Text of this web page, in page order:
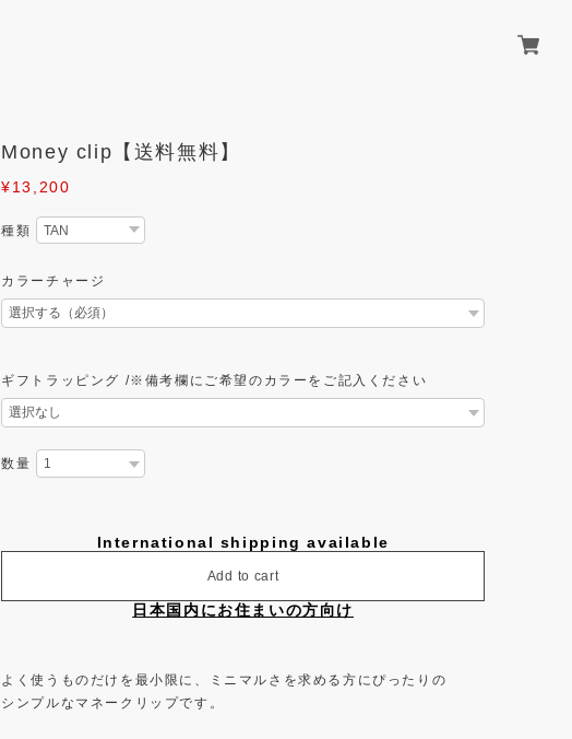
Money clip【送料無料】
¥13,200
種類
カラーチャージ
ギフトラッピング /※備考欄にご希望のカラーをご記入ください
数量
International shipping available
Add to cart
日本国内にお住まいの方向け
よく使うものだけを最小限に、ミニマルさを求める方にぴったりの
シンプルなマネークリップです。